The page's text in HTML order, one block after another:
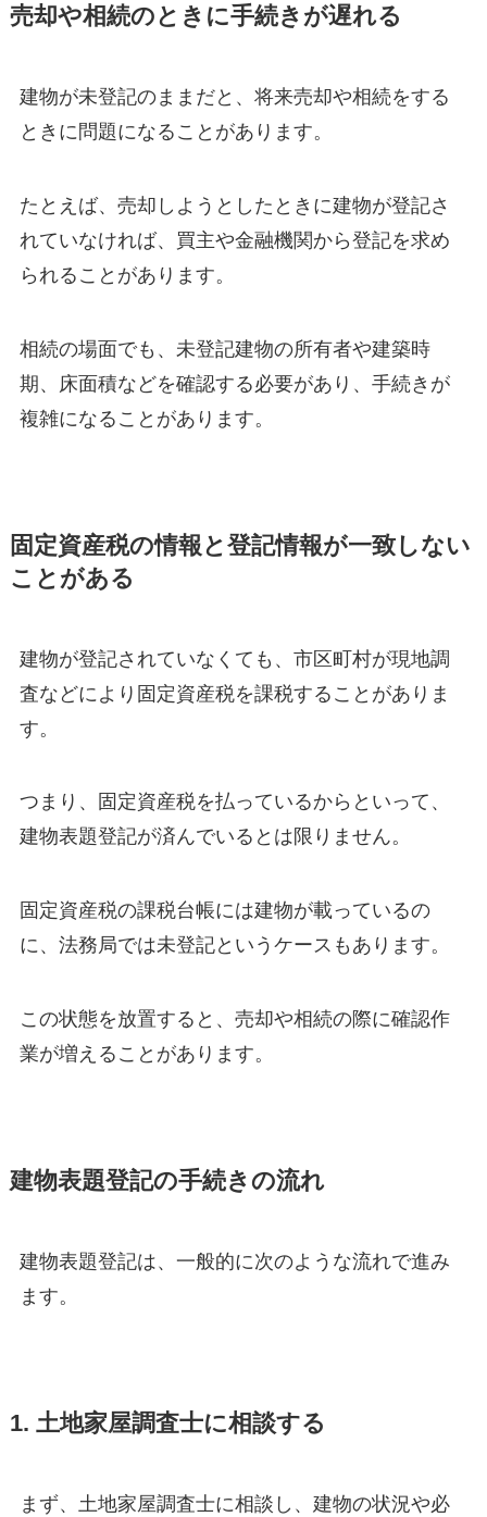
売却や相続のときに手続きが遅れる
建物が未登記のままだと、将来売却や相続をする
ときに問題になることがあります。
たとえば、売却しようとしたときに建物が登記さ
れていなければ、買主や金融機関から登記を求め
られることがあります。
相続の場面でも、未登記建物の所有者や建築時
期、床面積などを確認する必要があり、手続きが
複雑になることがあります。
固定資産税の情報と登記情報が一致しない
ことがある
建物が登記されていなくても、市区町村が現地調
査などにより固定資産税を課税することがありま
す。
つまり、固定資産税を払っているからといって、
建物表題登記が済んでいるとは限りません。
固定資産税の課税台帳には建物が載っているの
に、法務局では未登記というケースもあります。
この状態を放置すると、売却や相続の際に確認作
業が増えることがあります。
建物表題登記の手続きの流れ
建物表題登記は、一般的に次のような流れで進み
ます。
1. 土地家屋調査士に相談する
まず、土地家屋調査士に相談し、建物の状況や必